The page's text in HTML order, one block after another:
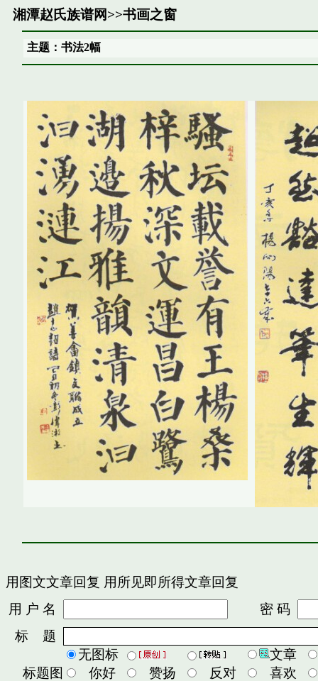
湘潭赵氏族谱网>>书画之窗
主题：书法2幅
用图文文章回复 用所见即所得文章回复
用 户 名
密 码
标 题
标题图
无图标
文章
你好
赞扬 反对
喜欢